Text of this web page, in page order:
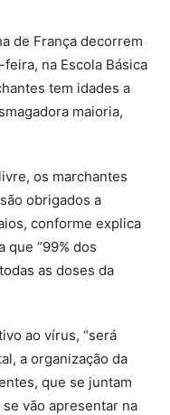
de França decorrem
na Escola Básica
tem idades a
maioria,
os marchantes
obrigados a
conforme explica
que “99% dos
as doses da
ao vírus, “será
a organização da
que se juntam
vão apresentar na